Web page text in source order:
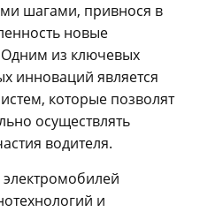
шагами, привнося в
новые
Одним из ключевых
инноваций является
которые позволят
осуществлять
водителя.
и